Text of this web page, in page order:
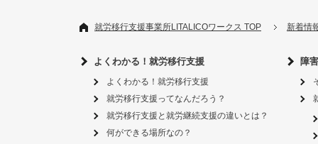
就労移行支援事業所LITALICOワークス TOP 新着情
よくわかる！就労移行支援
よくわかる！就労移行支援
就労移行支援ってなんだろう？
就労移行支援と就労継続支援の違いとは？
何ができる場所なの？
障